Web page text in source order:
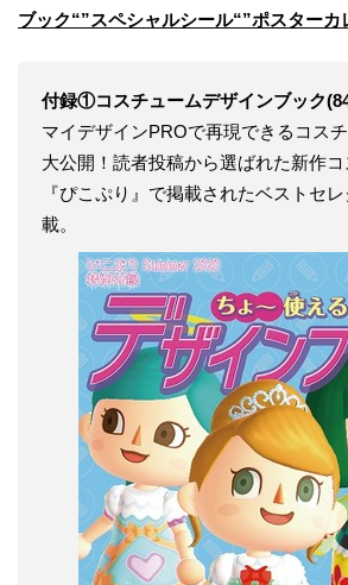
ブック“”スペシャルシール“”ポスターカ
付録①コスチュームデザインブック
マイデザインPROで再現できるコス
大公開！読者投稿から選ばれた新作
『ぴこぷり』で掲載されたベストセ
載。